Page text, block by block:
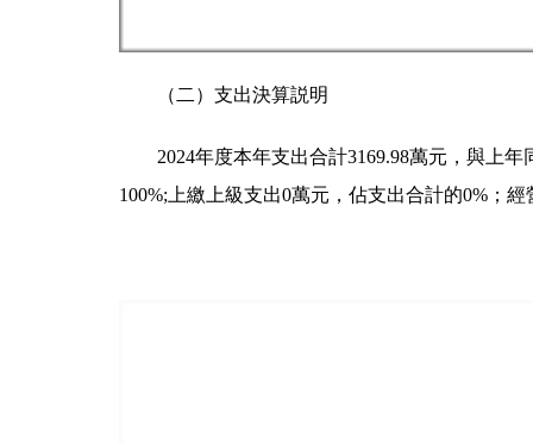
（二）支出決算説明
2024年度本年支出合計3169.98萬元，與上
100%;上繳上級支出0萬元，佔支出合計的0%；